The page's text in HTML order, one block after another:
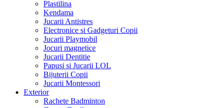
Plastilina
Kendama
Jucarii Antistres
Electronice si Gadgeturi Copii
Jucarii Playmobil
Jocuri magnetice
Jucarii Dentitie
Papusi si Jucarii LOL
Bijuterii Copii
Jucarii Montessori
Exterior
Rachete Badminton